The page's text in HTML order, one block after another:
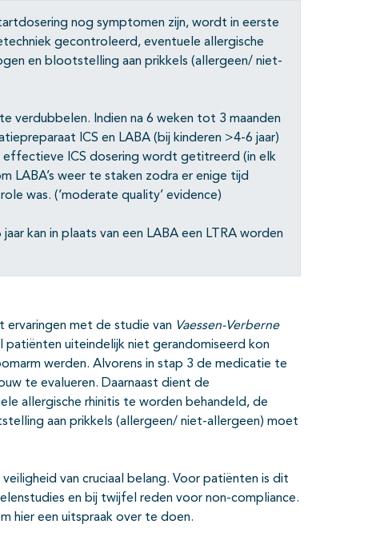
nog symptomen zijn, wordt in eerste
gecontroleerd, eventuele allergische
en blootstelling aan prikkels (allergeen/ niet-
verdubbelen. Indien na 6 weken tot 3 maanden
ICS en LABA (bij kinderen >4-6 jaar)
ICS dosering wordt getitreerd (in elk
LABA’s weer te staken zodra er enige tijd
was. (‘moderate quality’ evidence)
kan in plaats van een LABA een LTRA worden
ervaringen met de studie van Vaessen-Verberne
patiënten uiteindelijk niet gerandomiseerd kon
werden. Alvorens in stap 3 de medicatie te
te evalueren. Daarnaast dient de
allergische rhinitis te worden behandeld, de
aan prikkels (allergeen/ niet-allergeen) moet
van cruciaal belang. Voor patiënten is dit
en bij twijfel reden voor non-compliance.
hier een uitspraak over te doen.